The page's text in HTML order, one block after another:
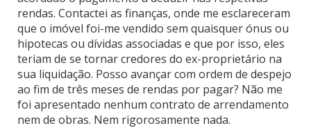
rendas. Contactei as finanças, onde me esclareceram
que o imóvel foi-me vendido sem quaisquer ónus ou
hipotecas ou dívidas associadas e que por isso, eles
teriam de se tornar credores do ex-proprietário na
sua liquidação. Posso avançar com ordem de despejo
ao fim de três meses de rendas por pagar? Não me
foi apresentado nenhum contrato de arrendamento
nem de obras. Nem rigorosamente nada.